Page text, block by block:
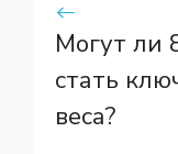
Могут ли
стать
веса?